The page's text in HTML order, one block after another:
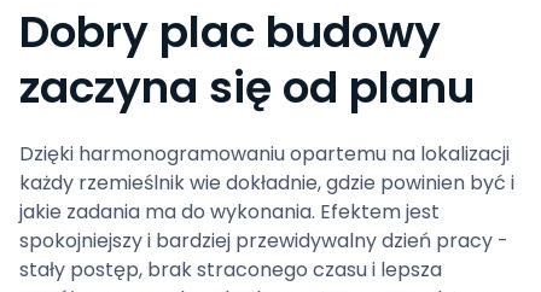
Dobry plac budowy
zaczyna się od planu
Dzięki harmonogramowaniu opartemu na lokalizacji
każdy rzemieślnik wie dokładnie, gdzie powinien być i
jakie zadania ma do wykonania. Efektem jest
spokojniejszy i bardziej przewidywalny dzień pracy -
stały postęp, brak straconego czasu i lepsza